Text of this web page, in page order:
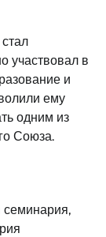
участвовал в
и
ему
одним из
Союза.
семинария,